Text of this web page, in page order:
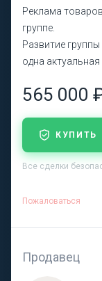
Реклама
группе.
Развитие
одна актуальная
565 000
КУПИТЬ
Все сделки
Пожаловаться
Продавец